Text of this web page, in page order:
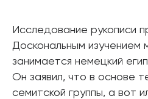
Исследование рукописи
Доскональным изучением
занимается немецкий
Он заявил, что в основе
семитской группы, а вот